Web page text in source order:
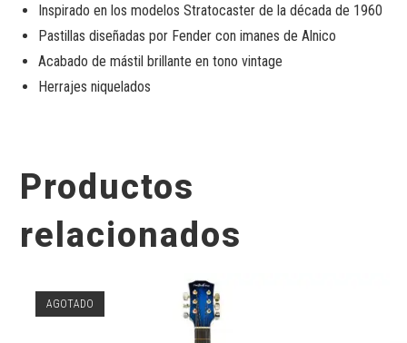
Inspirado en los modelos Stratocaster de la década de 1960
Pastillas diseñadas por Fender con imanes de Alnico
Acabado de mástil brillante en tono vintage
Herrajes niquelados
Productos
relacionados
AGOTADO